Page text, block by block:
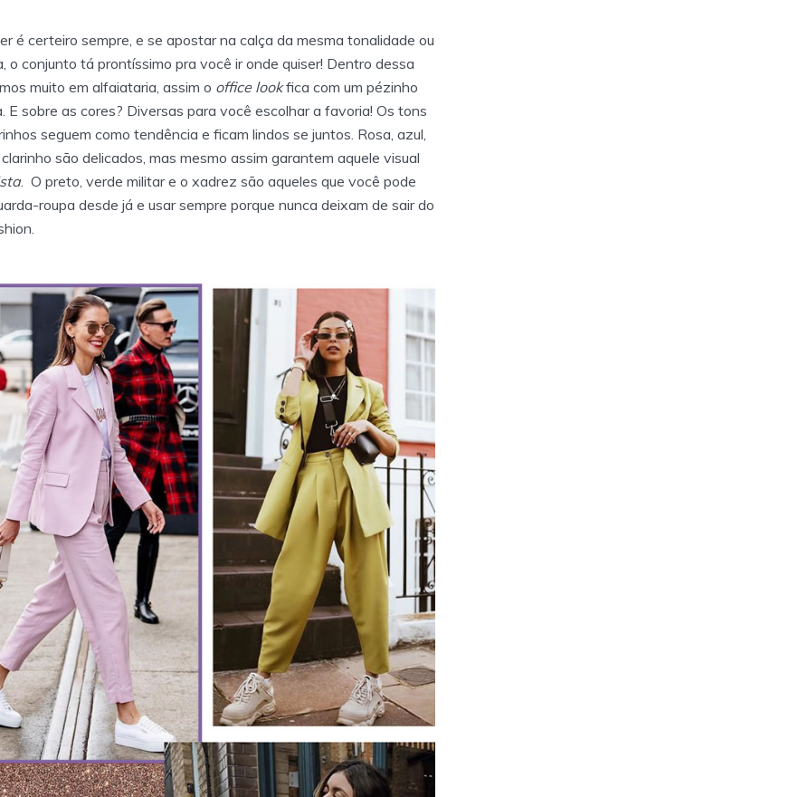
é certeiro sempre, e se apostar na calça da mesma tonalidade ou
o conjunto tá prontíssimo pra você ir onde quiser! Dentro dessa
muito em alfaiataria, assim o office lookfica com um pézinho
E sobre as cores? Diversas para você escolhar a favoria! Os tons
seguem como tendência e ficam lindos se juntos. Rosa, azul,
são delicados, mas mesmo assim garantem aquele visual
. O preto, verde militar e o xadrez são aqueles que você pode
roupa desde já e usar sempre porque nunca deixam de sair do